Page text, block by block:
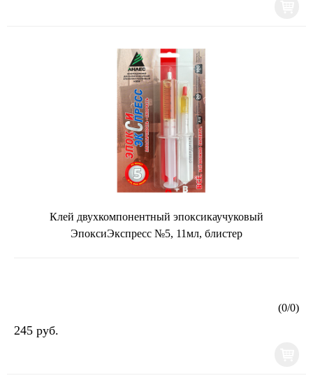
Клей двухкомпонентный эпоксикаучуковый
ЭпоксиЭкспресс №5, 11мл, блистер
(0/0)
245 руб.